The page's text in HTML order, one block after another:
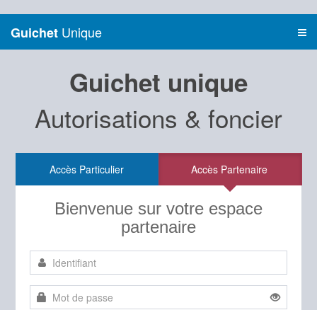
Guichet Unique
Guichet unique
Autorisations & foncier
Accès Particulier Accès Partenaire
Bienvenue sur votre espace
partenaire